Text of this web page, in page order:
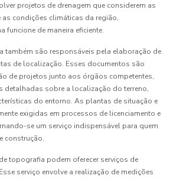
projetos de drenagem que considerem as
as condições climáticas da região,
funcione de maneira eficiente.
também são responsáveis pela elaboração de
de localização. Esses documentos são
de projetos junto aos órgãos competentes,
detalhadas sobre a localização do terreno,
do entorno. As plantas de situação e
exigidas em processos de licenciamento e
se um serviço indispensável para quem
construção.
topografia podem oferecer serviços de
serviço envolve a realização de medições